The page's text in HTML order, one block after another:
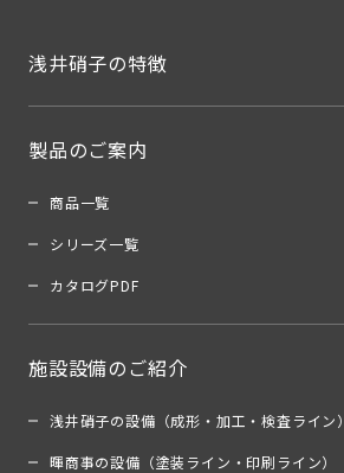
浅井硝子の特徴
製品のご案内
商品一覧
シリーズ一覧
カタログPDF
施設設備のご紹介
浅井硝子の設備（成形・加工・検査ライン）
暉商事の設備（塗装ライン・印刷ライン）